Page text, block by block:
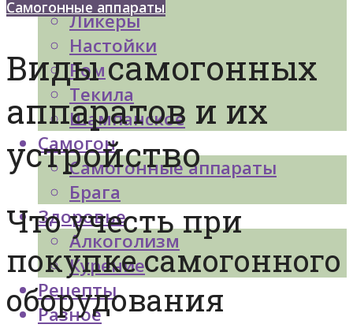
Ликеры
Настойки
Ром
Текила
Шампанское
Самогон
Самогонные аппараты
Брага
Здоровье
Алкоголизм
Курение
Рецепты
Разное
Самогонные аппараты
Виды самогонных
аппаратов и их
устройство
Что учесть при
покупке самогонного
оборудования